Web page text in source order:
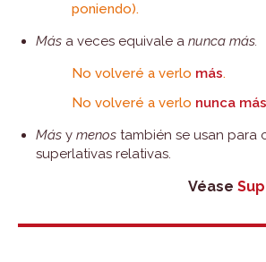
poniendo).
Más a veces equivale a nunca más.
No volveré a verlo más.
No volveré a verlo nunca más
Más y menos también se usan para
superlativas relativas.
Véase